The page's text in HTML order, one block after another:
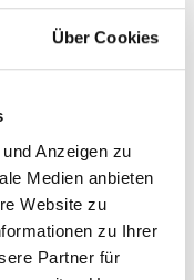
Über Cookies
Anzeigen zu
Medien anbieten
Website zu
zu Ihrer
Partner für